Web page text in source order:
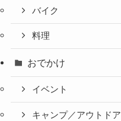
バイク
料理
おでかけ
イベント
キャンプ／アウトドア